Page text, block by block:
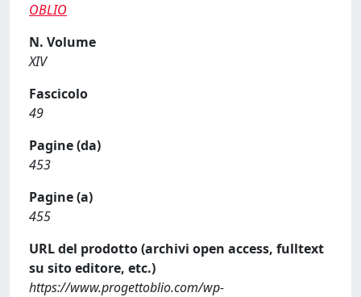
OBLIO
N. Volume
XIV
Fascicolo
49
Pagine (da)
453
Pagine (a)
455
URL del prodotto (archivi open access, fulltext
su sito editore, etc.)
https://www.progettoblio.com/wp-